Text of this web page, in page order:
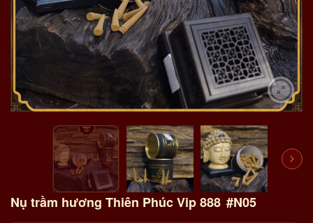
Nụ trầm hương Thiên Phúc Vip 888 #N05